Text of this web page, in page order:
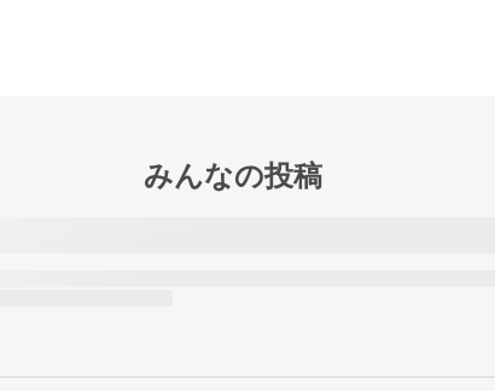
みんなの投稿